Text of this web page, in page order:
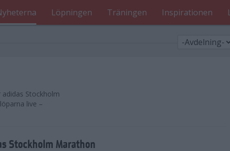
Löpningen Träningen Inspirationen
Stockholm
live –
Stockholm Marathon